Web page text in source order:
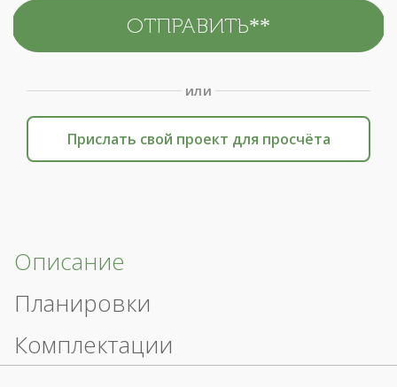
или
Прислать свой проект для просчёта
Описание
Планировки
Комплектации